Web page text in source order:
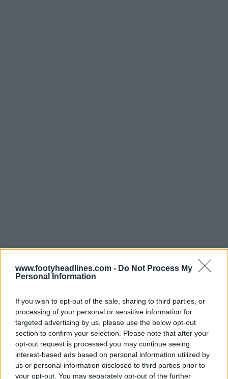
www.footyheadlines.com - Do Not Process My
Personal Information
If you wish to opt-out of the sale, sharing to third parties, or
processing of your personal or sensitive information for
targeted advertising by us, please use the below opt-out
section to confirm your selection. Please note that after your
opt-out request is processed you may continue seeing
interest-based ads based on personal information utilized by
us or personal information disclosed to third parties prior to
your opt-out. You may separately opt-out of the further